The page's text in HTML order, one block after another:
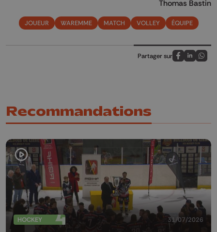
Thomas Bastin
JOUEUR WAREMME MATCH VOLLEY ÉQUIPE
Partager sur
Partagez sur
Partagez
Recommandations
HOCKEY 31/07/2026